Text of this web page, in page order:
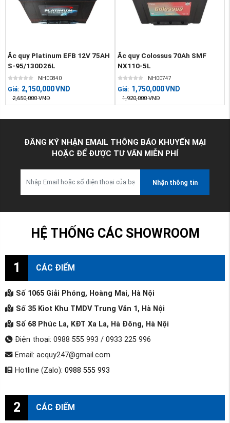
Ắc quy Platinum EFB 12V 75AH
S-95/130D26L
NH00840
Giá: 2,150,000VND
2,650,000 VND
Ắc quy Colossus 70Ah SMF
NX110-5L
NH00747
Giá: 1,750,000VND
1,920,000 VND
ĐĂNG KÝ NHẬN EMAIL THÔNG BÁO KHUYẾN MẠI
HOẶC ĐỂ ĐƯỢC TƯ VẤN MIỄN PHÍ
Nhận thông tin
HỆ THỐNG CÁC SHOWROOM
1 CÁC ĐIỂM
Số 1065 Giải Phóng, Hoàng Mai, Hà Nội
Số 35 Kiot Khu TMDV Trung Văn 1, Hà Nội
Số 68 Phúc La, KĐT Xa La, Hà Đông, Hà Nội
Điện thoại: 0988 555 993 / 0933 225 996
Email: acquy247@gmail.com
Hotline (Zalo): 0988 555 993
2 CÁC ĐIỂM